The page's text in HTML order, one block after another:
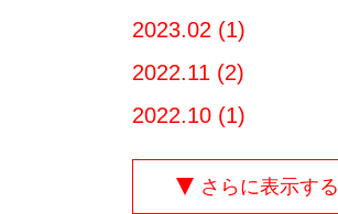
2023.02 (1)
2022.11 (2)
2022.10 (1)
さらに表示する